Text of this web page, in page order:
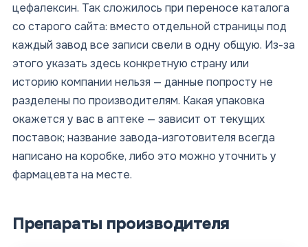
цефалексин. Так сложилось при переносе каталога
со старого сайта: вместо отдельной страницы под
каждый завод все записи свели в одну общую. Из-за
этого указать здесь конкретную страну или
историю компании нельзя — данные попросту не
разделены по производителям. Какая упаковка
окажется у вас в аптеке — зависит от текущих
поставок; название завода-изготовителя всегда
написано на коробке, либо это можно уточнить у
фармацевта на месте.
Препараты производителя